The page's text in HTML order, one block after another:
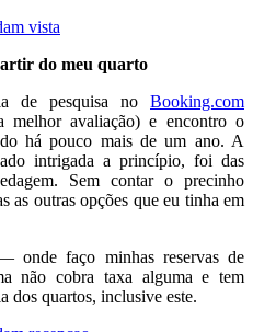
do meu quarto
de pesquisa no Booking.com
avaliação) e encontro o
há pouco mais de um ano. A
intrigada a princípio, foi das
Sem contar o precinho
as outras opções que eu tinha em
faço minhas reservas de
não cobra taxa alguma e tem
dos quartos, inclusive este.